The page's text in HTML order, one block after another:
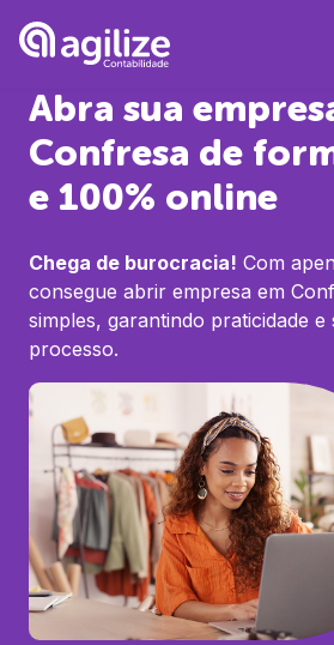
Abra sua
Confresa de
e 100% online
Chega de burocracia! Com
consegue abrir empresa em
simples, garantindo praticidade
processo.